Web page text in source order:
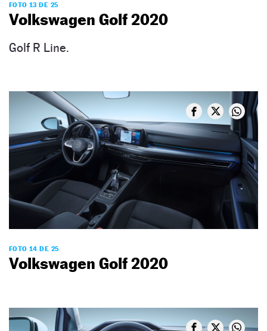
FOTO 13 DE 25
Volkswagen Golf 2020
Golf R Line.
FOTO 14 DE 25
Volkswagen Golf 2020